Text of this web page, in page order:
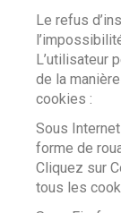
Le refus
L’utilisateur
de la
cookies :
Sous
forme de
Cliquez sur
tous les